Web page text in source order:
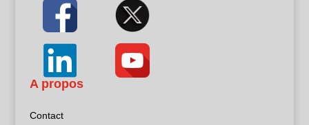
A propos
Contact